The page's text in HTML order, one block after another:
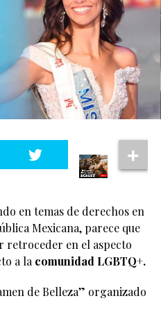
en temas de derechos en
Mexicana, parece que
retroceder en el aspecto
a la comunidad LGBTQ+.
de Belleza” organizado